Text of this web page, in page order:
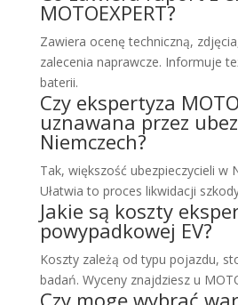
MOTOEXPERT?
Zawiera ocenę techniczną,
zalecenia naprawcze. Informuje
baterii.
Czy ekspertyza
uznawana przez
Niemczech?
Tak, większość ubezpieczycieli w
Ułatwia to proces likwidacji
Jakie są koszty
powypadkowej EV?
Koszty zależą od typu pojazdu,
badań. Wyceny znajdziesz u
Czy mogę wybrać